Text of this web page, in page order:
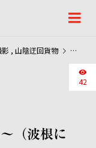
（波根に
42
, 山陰迂回貨物 山陰迂